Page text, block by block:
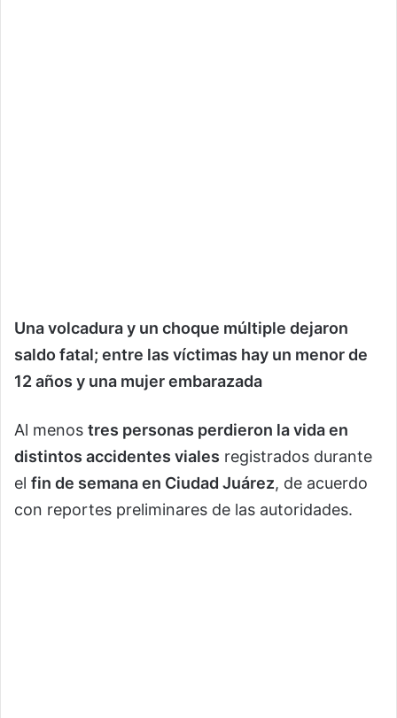
Una volcadura y un choque múltiple dejaron
saldo fatal; entre las víctimas hay un menor de
12 años y una mujer embarazada
Al menos tres personas perdieron la vida en
distintos accidentes viales registrados durante
el fin de semana en Ciudad Juárez, de acuerdo
con reportes preliminares de las autoridades.